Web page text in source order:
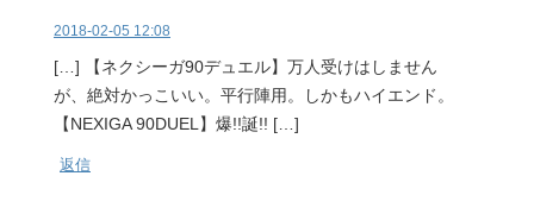
2018-02-05 12:08
[…] 【ネクシーガ90デュエル】万人受けはしません
が、絶対かっこいい。平行陣用。しかもハイエンド。
【NEXIGA 90DUEL】爆!!誕!! […]
返信